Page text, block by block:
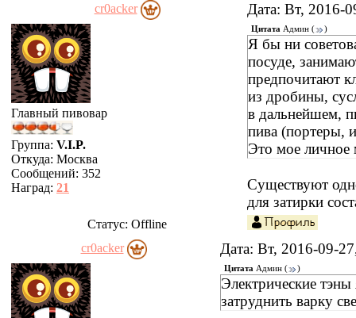
cr0acker
Дата: Вт, 2016-
Главный пивовар
Группа: V.I.P.
Откуда: Москва
Сообщений: 352
Наград: 21
Цитата Админ ( )
Я бы ни
посуде,
предпочитают
из дробины,
в дальнейшем,
пива (портеры,
Это мое личное
Существуют
для затирки
Статус: Offline
cr0acker
Дата: Вт, 2016-09-
Цитата Админ ( )
Электрические
затруднить варку